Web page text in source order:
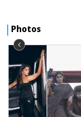
Photos